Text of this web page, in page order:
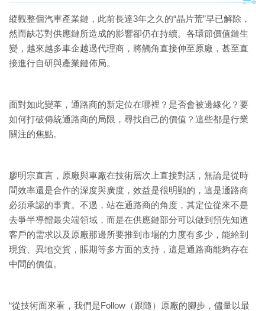
縱觀整個汽車產業鏈，此前長達3年之久的“晶片荒”早已解除，
然而缺芯對供應鏈所造成的影響卻仍在持續。各環節價值鏈生
變，越來越多車企越過代理商，將觸角直接伸至原廠，甚至直
接進行自研與產業鏈佈局。
面對如此變革，通路商的新定位在哪裡？是否會被邊緣化？要
如何打破傳統通路商的局限，尋找自己的價值？這些都是行業
關注的焦點。
廖明宗直言，原廠與車廠在技術層次上直接對話，無論是從時
間效率還是合作的深度與廣度，效益是很明顯的，這是通路商
必須承認的事實。不過，站在通路商的角度，其定位從來不是
去爭半導體最尖端領域，而是在供應鏈部分可以做到預先知道
客戶的需求以及原廠那邊所要推到市場的力度有多少，能給到
現貨、異地交貨，賬期等多方面的支持，這是通路商能夠存在
中間的價值。
“從技術面來看，我們是Follow（跟隨）原廠的腳步，儘量以最